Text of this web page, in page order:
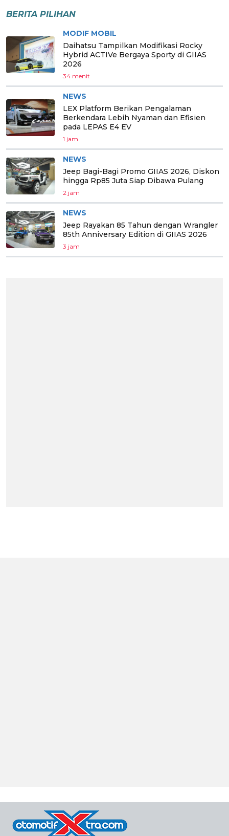
BERITA PILIHAN
MODIF MOBIL
Daihatsu Tampilkan Modifikasi Rocky
Hybrid ACTIVe Bergaya Sporty di GIIAS
2026
34 menit
NEWS
LEX Platform Berikan Pengalaman
Berkendara Lebih Nyaman dan Efisien
pada LEPAS E4 EV
1 jam
NEWS
Jeep Bagi-Bagi Promo GIIAS 2026, Diskon
hingga Rp85 Juta Siap Dibawa Pulang
2 jam
NEWS
Jeep Rayakan 85 Tahun dengan Wrangler
85th Anniversary Edition di GIIAS 2026
3 jam